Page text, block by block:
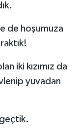
de hoşumuza
iki kızımız da
yuvadan